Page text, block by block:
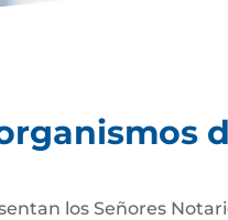
los Señores